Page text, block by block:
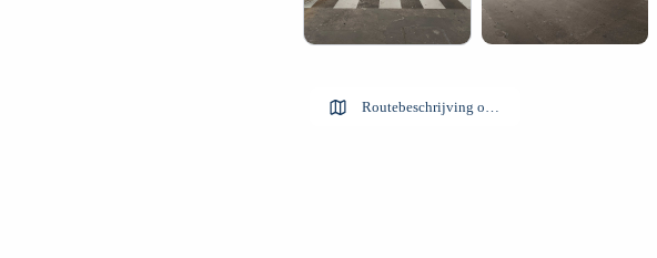
Routebeschrijving ophalen